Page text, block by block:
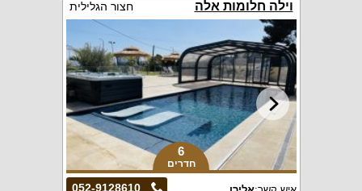
וילה חלומות אלה חצור הגלילית
6
חדרים
052-9128610